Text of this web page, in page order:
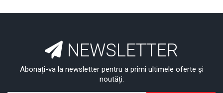
NEWSLETTER
Abonați-va la newsletter pentru a primi ultimele oferte și
noutăți: